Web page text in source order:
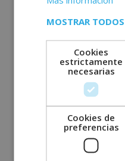
febrero 2022
enero 2022
diciembre 2021
octubre 2021
septiembre 2021
MOSTRAR
Cookies
estrictamente
necesarias
Cookies de
preferencias